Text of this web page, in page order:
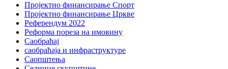
Пројектно финансирање Спорт
Пројектно финансирање Цркве
Референдум 2022
Реформа пореза на имовину
Саобраћај
саобраћаја и инфраструктуре
Саопштења